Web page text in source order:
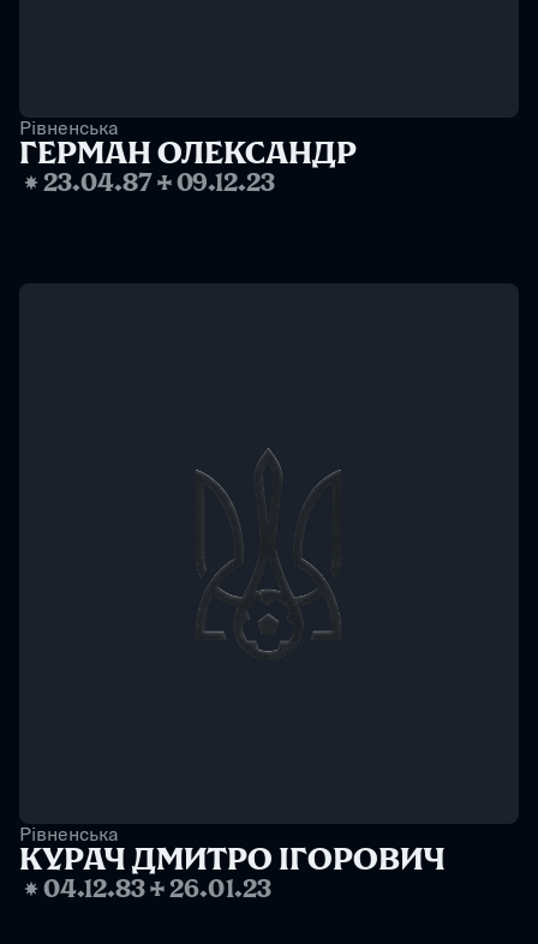
Рівненська
ГЕРМАН ОЛЕКСАНДР
❋23.04.87✢09.12.23
Рівненська
КУРАЧ ДМИТРО ІГОРОВИЧ
❋04.12.83✢26.01.23